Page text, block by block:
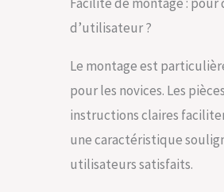
d’utilisateur ?
Le montage est
pour les novices. Les
instructions claires
une caractéristique
utilisateurs satisfaits.